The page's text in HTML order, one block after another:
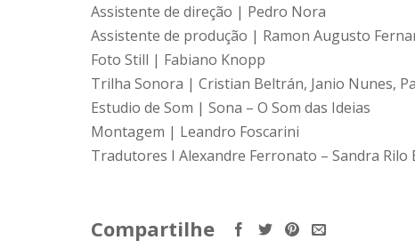
Assistente de direção | Pedro Nora
Assistente de produção | Ramon Augusto
Foto Still | Fabiano Knopp
Trilha Sonora | Cristian Beltrán, Janio Nunes,
Estudio de Som | Sona – O Som das Ideias
Montagem | Leandro Foscarini
Tradutores I Alexandre Ferronato – Sandra Rilo
Compartilhe